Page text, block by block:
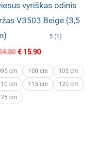
vyriškas odinis
V3503 Beige (3,5
5 (1)
Original
was:
€ 24.80.
€15.90Current
is:
€ 15.90.
cm 100 cm
105 cm
cm
115 cm
120 cm
cm